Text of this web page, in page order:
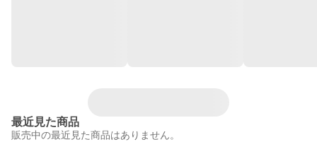
最近見た商品
販売中の最近見た商品はありません。